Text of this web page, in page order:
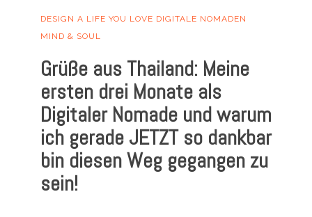
DESIGN A LIFE YOU LOVE DIGITALE NOMADEN
MIND & SOUL
Grüße aus Thailand: Meine
ersten drei Monate als
Digitaler Nomade und warum
ich gerade JETZT so dankbar
bin diesen Weg gegangen zu
sein!